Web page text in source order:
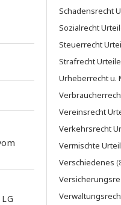
Schadensrecht
Sozialrecht
Steuerrecht
Strafrecht Urteile
Urheberrecht u.
Vereinsrecht
Verkehrsrecht
Vermischte
Verschiedenes